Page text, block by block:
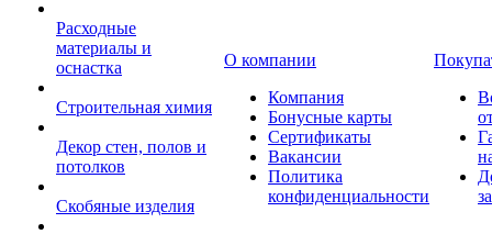
Расходные
материалы и
оснастка
Строительная химия
Декор стен, полов и
потолков
Скобяные изделия
О компании
Компания
Бонусные карты
Сертификаты
Вакансии
Политика
конфиденциальности